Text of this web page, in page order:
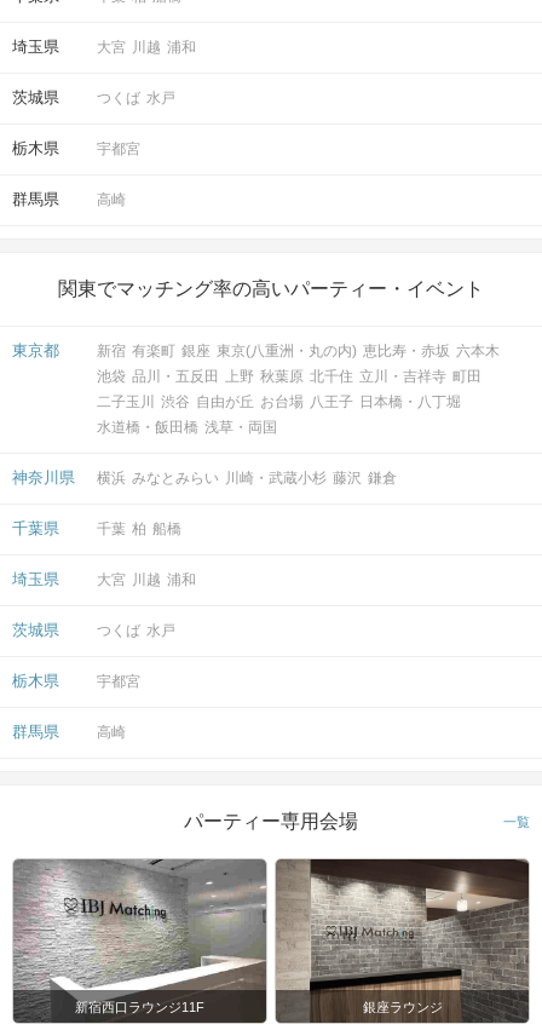
埼玉県 大宮 川越 浦和
茨城県 つくば 水戸
栃木県 宇都宮
群馬県 高崎
関東でマッチング率の高いパーティー・イベント
東京都 新宿 有楽町 銀座 東京(八重洲・丸の内) 恵比寿・赤坂 六本木
池袋 品川・五反田 上野 秋葉原 北千住 立川・吉祥寺 町田
二子玉川
渋谷 自由が丘 お台場 八王子 日本橋・八丁堀
水道橋・飯田橋 浅草・両国
神奈川県 横浜 みなとみらい 川崎・武蔵小杉 藤沢 鎌倉
千葉県 千葉 柏 船橋
埼玉県 大宮 川越 浦和
茨城県 つくば 水戸
栃木県 宇都宮
群馬県 高崎
パーティー専用会場 一覧
新宿西口ラウンジ11F 銀座ラウンジ